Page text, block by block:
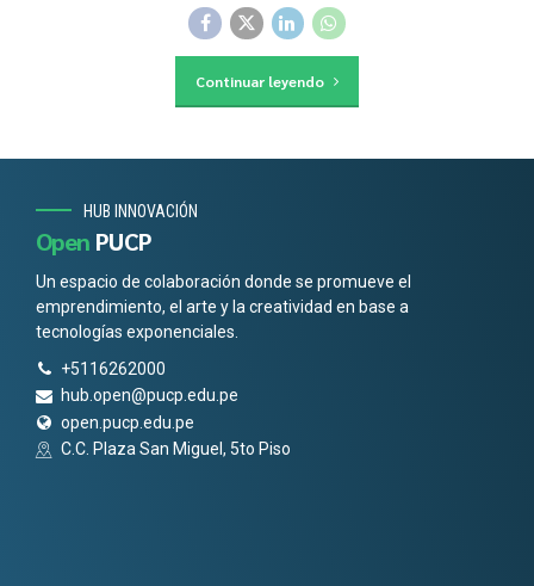
Continuar leyendo
HUB INNOVACIÓN
Open PUCP
Un espacio de colaboración donde se promueve el
emprendimiento, el arte y la creatividad en base a
tecnologías exponenciales.
+5116262000
hub.open@pucp.edu.pe
open.pucp.edu.pe
C.C. Plaza San Miguel, 5to Piso